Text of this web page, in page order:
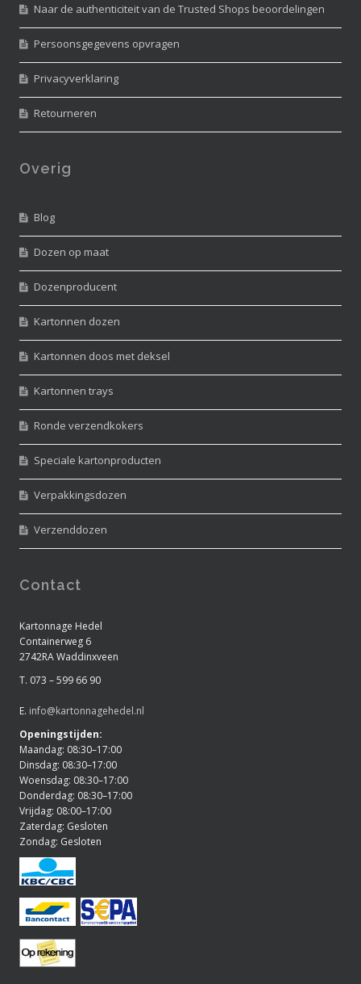
Naar de authenticiteit van de Trusted Shops beoordelingen
Persoonsgegevens opvragen
Privacyverklaring
Retourneren
Overig
Blog
Dozen op maat
Dozenproducent
Kartonnen dozen
Kartonnen doos met deksel
Kartonnen trays
Ronde verzendkokers
Speciale kartonproducten
Verpakkingsdozen
Verzenddozen
Contact
Kartonnage Hedel
Containerweg 6
2742RA Waddinxveen
T. 073 – 599 66 90
E. info@kartonnagehedel.nl
Openingstijden:
Maandag: 08:30–17:00
Dinsdag: 08:30–17:00
Woensdag: 08:30–17:00
Donderdag: 08:30–17:00
Vrijdag: 08:00–17:00
Zaterdag: Gesloten
Zondag: Gesloten